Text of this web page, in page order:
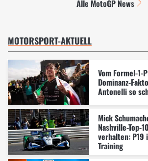
Alle MotoGP News
MOTORSPORT-AKTUELL
Vom Formel-1-
Dominanz-
Antonelli so
Mick
Nashville-Top-
verhalten: P19
Training